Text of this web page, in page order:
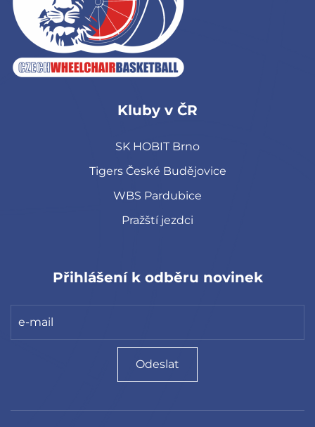
Kluby v ČR
SK HOBIT Brno
Tigers České Budějovice
WBS Pardubice
Pražští jezdci
Přihlášení k odběru novinek
Odeslat